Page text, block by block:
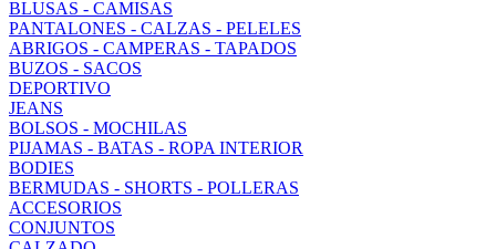
BLUSAS - CAMISAS
PANTALONES - CALZAS - PELELES
ABRIGOS - CAMPERAS - TAPADOS
BUZOS - SACOS
DEPORTIVO
JEANS
BOLSOS - MOCHILAS
PIJAMAS - BATAS - ROPA INTERIOR
BODIES
BERMUDAS - SHORTS - POLLERAS
ACCESORIOS
CONJUNTOS